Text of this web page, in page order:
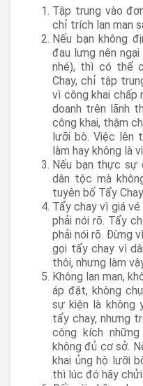
Tập trung vào
chỉ trích lan man
Nếu bạn không
đau lưng nên
nhé), thì có thể
Chay, chỉ tập
vì công khai chấp
doanh trên lãnh
công khai, thậm
lưỡi bò. Việc lên
làm hay không là
Nếu bạn thực sự
dân tộc mà
tuyên bố Tẩy
Tẩy chay vì giá
phải nói rõ. Tẩy
phải nói rõ. Đừng
gọi tẩy chay vì
thôi, nhưng làm
Không lan man,
áp đặt, không
sự kiện là không
tẩy chay, nhưng
công kích
không đủ cơ sở.
khai ủng hộ lưỡi
thì lúc đó hãy chửi.